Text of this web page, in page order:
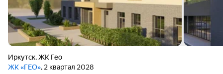
Иркутск,ЖК Гео
ЖК «ГЕО», 2 квартал 2028